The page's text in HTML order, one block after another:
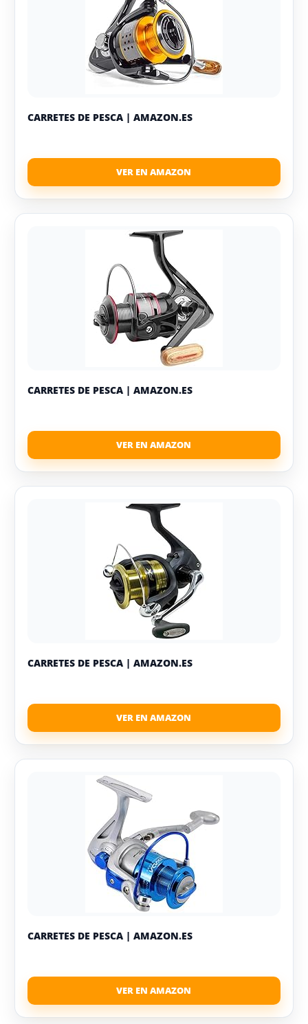
CARRETES DE PESCA | AMAZON.ES
CARRETES DE PESCA | AMAZON.ES
CARRETES DE PESCA | AMAZON.ES
CARRETES DE PESCA | AMAZON.ES